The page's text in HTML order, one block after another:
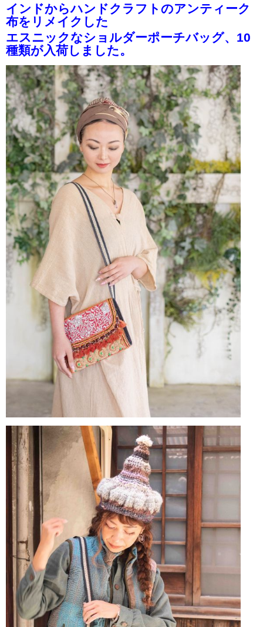
インドからハンドクラフトのアンティーク
布をリメイクした
エスニックなショルダーポーチバッグ、10
種類が入荷しました。